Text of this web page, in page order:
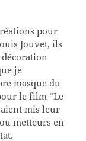
pour
Jouvet, ils
je
masque du
le film “Le
mis leur
metteurs en